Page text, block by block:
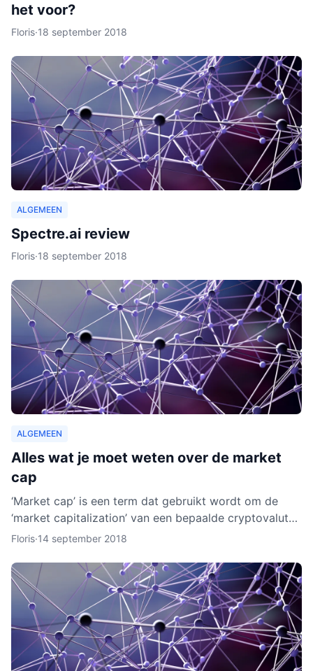
het voor?
Floris·18 september 2018
ALGEMEEN
Spectre.ai review
Floris·18 september 2018
ALGEMEEN
Alles wat je moet weten over de market
cap
‘Market cap’ is een term dat gebruikt wordt om de
‘market capitalization’ van een bepaalde cryptovaluta
uit te drukken. Aan de hand van berekeningen van de
Floris·14 september 2018